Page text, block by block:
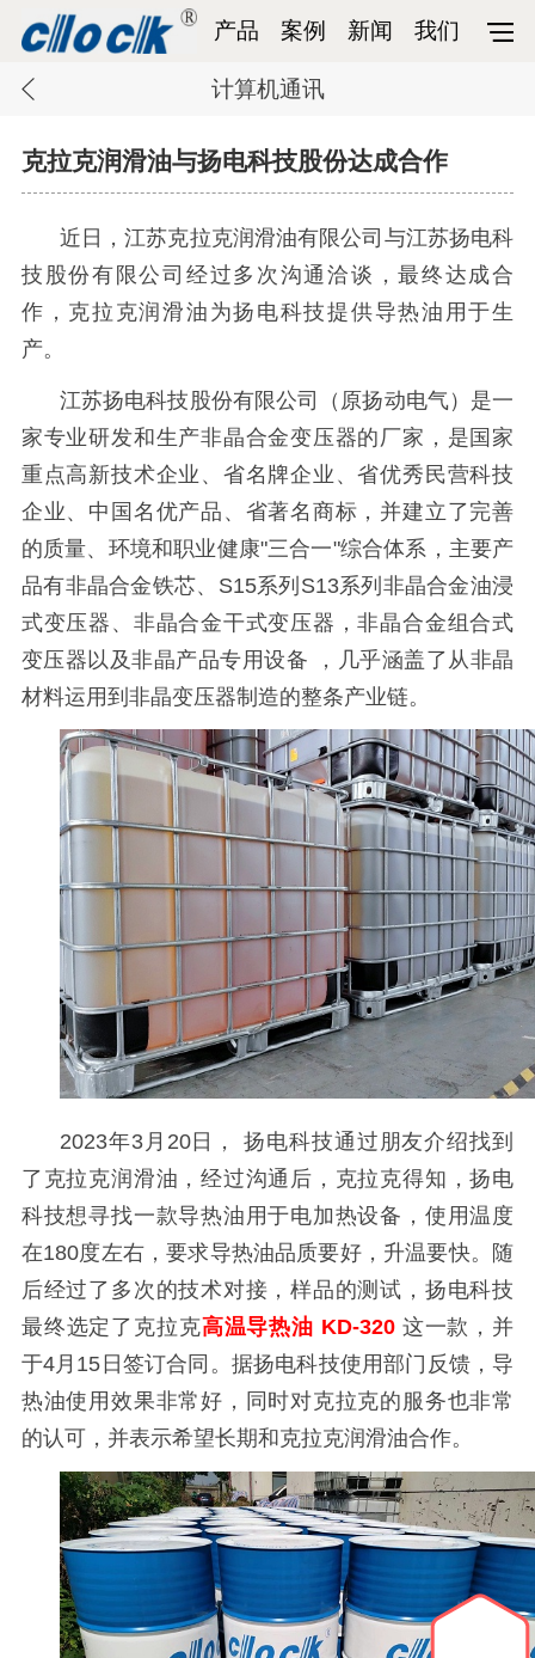
产品 案例 新闻 我们
计算机通讯
克拉克润滑油与扬电科技股份达成合作
近日，江苏克拉克润滑油有限公司与江苏扬电科
技股份有限公司 经过多次沟通洽谈，最终达成合
作， 克拉克润滑油为扬电科技提供导热油用于生
产。
江苏扬电科技股份有限公司（原扬动电气）是一
家专业研发和生产非晶合金变压器的厂家，是国家
重点高新技术企业、省名牌企业、省优秀民营科技
企业、中国名优产品、省著名商标，并建立了完善
的质量、环境和职业健康"三合一"综合体系，主要产
品有非晶合金铁芯、S15系列S13系列非晶合金油浸
式变压器、非晶合金干式变压器，非晶合金组合式
变压器以及非晶产品专用设备 ，几乎涵盖了从非晶
材料运用到非晶变压器制造的整条产业链。
2023年3月20日， 扬电科技通过朋友介绍找到
了克拉克润滑油，经过沟通后，克拉克得知，扬电
科技想寻找一款导热油用于电加热设备，使用温度
在180度左右，要求导热油品质要好，升温要快。随
后经过了多次的技术对接，样品的测试， 扬电科技
最终选定了克拉克高温导热油 KD-320 这一款，并
于4月15日签订合同。据扬电科技使用部门反馈，导
热油使用效果非常好，同时对克拉克的服务也非常
的认可，并表示希望长期和克拉克润滑油合作。